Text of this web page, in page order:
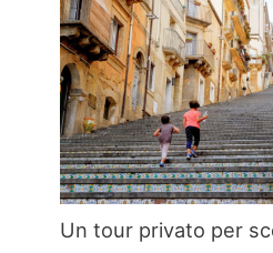
Un tour privato per